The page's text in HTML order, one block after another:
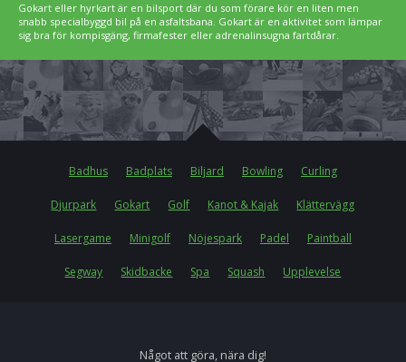
Gokart eller hyrkart är en bilsport där du som förare kör en liten men
snabb specialbyggd bil på en asfaltsbana. Gokart är en aktivitet som lämpar
sig bra för kompisgäng, firmafester eller adrenalinsugna fartdårar.
Badhus Badplats Biljard Bowling Curling
Djurpark Gokart Golf Kanot & Kajak Klättervägg
Lasergame Minigolf Nöjespark Padel Paintball
Segway Skidbacke Spa Squash Upplevelse
Något att göra, nära dig!